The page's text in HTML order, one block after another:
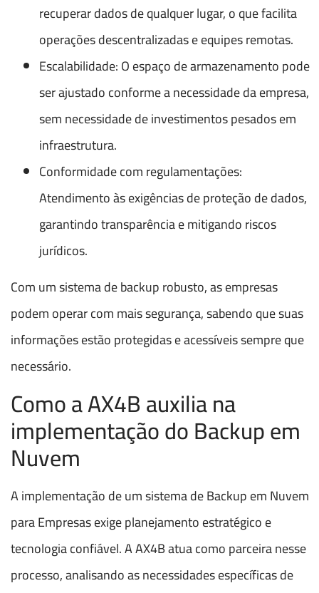
recuperar dados de qualquer lugar, o que facilita
operações descentralizadas e equipes remotas.
Escalabilidade: O espaço de armazenamento pode
ser ajustado conforme a necessidade da empresa,
sem necessidade de investimentos pesados em
infraestrutura.
Conformidade com regulamentações:
Atendimento às exigências de proteção de dados,
garantindo transparência e mitigando riscos
jurídicos.
Com um sistema de backup robusto, as empresas
podem operar com mais segurança, sabendo que suas
informações estão protegidas e acessíveis sempre que
necessário.
Como a AX4B auxilia na
implementação do Backup em
Nuvem
A implementação de um sistema de Backup em Nuvem
para Empresas exige planejamento estratégico e
tecnologia confiável. A AX4B atua como parceira nesse
processo, analisando as necessidades específicas de